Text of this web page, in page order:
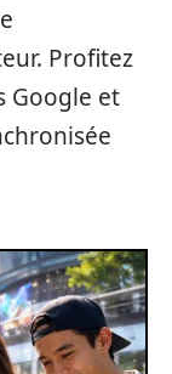
Profitez
Google et